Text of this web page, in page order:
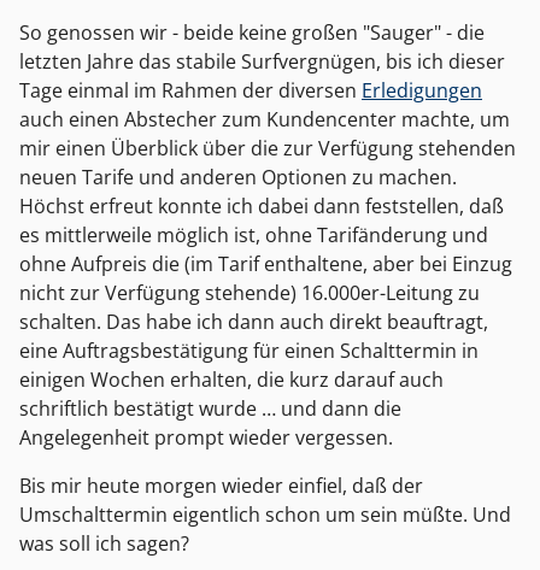
So genossen wir - beide keine großen "Sauger" - die
letzten Jahre das stabile Surfvergnügen, bis ich dieser
Tage einmal im Rahmen der diversen Erledigungen
auch einen Abstecher zum Kundencenter machte, um
mir einen Überblick über die zur Verfügung stehenden
neuen Tarife und anderen Optionen zu machen.
Höchst erfreut konnte ich dabei dann feststellen, daß
es mittlerweile möglich ist, ohne Tarifänderung und
ohne Aufpreis die (im Tarif enthaltene, aber bei Einzug
nicht zur Verfügung stehende) 16.000er-Leitung zu
schalten. Das habe ich dann auch direkt beauftragt,
eine Auftragsbestätigung für einen Schalttermin in
einigen Wochen erhalten, die kurz darauf auch
schriftlich bestätigt wurde … und dann die
Angelegenheit prompt wieder vergessen.
Bis mir heute morgen wieder einfiel, daß der
Umschalttermin eigentlich schon um sein müßte. Und
was soll ich sagen?